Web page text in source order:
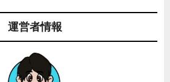
運営者情報